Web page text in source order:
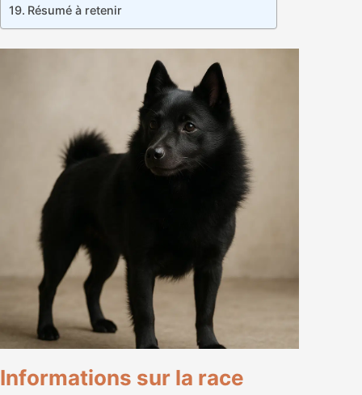
Résumé à retenir
Informations sur la race